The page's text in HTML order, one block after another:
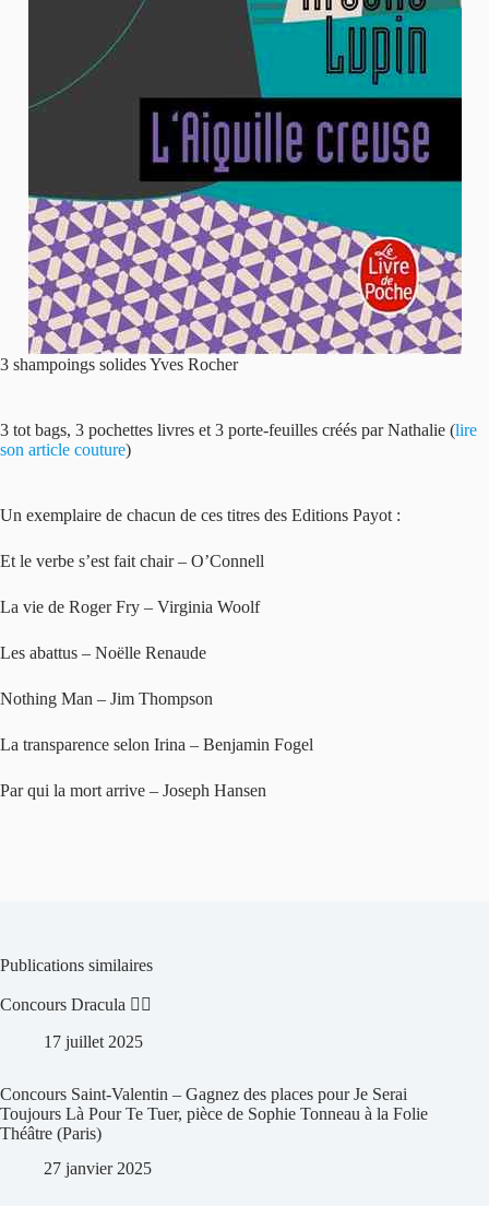
3 shampoings solides Yves Rocher
3 tot bags, 3 pochettes livres et 3 porte-feuilles créés par Nathalie (lire
son article couture)
Un exemplaire de chacun de ces titres des Editions Payot :
Et le verbe s’est fait chair – O’Connell
La vie de Roger Fry – Virginia Woolf
Les abattus – Noëlle Renaude
Nothing Man – Jim Thompson
La transparence selon Irina – Benjamin Fogel
Par qui la mort arrive – Joseph Hansen
Publications similaires
Concours Dracula 🧛‍♀️
17 juillet 2025
Concours Saint-Valentin – Gagnez des places pour Je Serai
Toujours Là Pour Te Tuer, pièce de Sophie Tonneau à la Folie
Théâtre (Paris)
27 janvier 2025